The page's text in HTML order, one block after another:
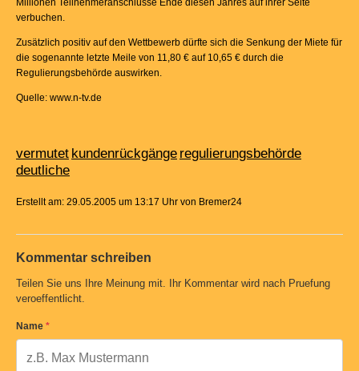
Millionen Teilnehmeranschlüsse Ende diesen Jahres auf ihrer Seite
verbuchen.
Zusätzlich positiv auf den Wettbewerb dürfte sich die Senkung der Miete für
die sogenannte letzte Meile von 11,80 € auf 10,65 € durch die
Regulierungsbehörde auswirken.
Quelle: www.n-tv.de
vermutet kundenrückgänge regulierungsbehörde
deutliche
Erstellt am: 29.05.2005 um 13:17 Uhr von Bremer24
Kommentar schreiben
Teilen Sie uns Ihre Meinung mit. Ihr Kommentar wird nach Pruefung
veroeffentlicht.
Name *